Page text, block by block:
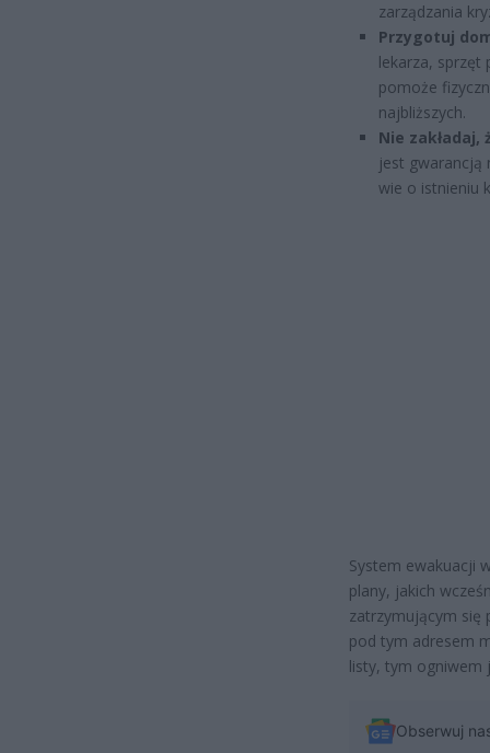
zarządzania
Przygotuj
lekarza, sprzęt
pomoże
najbliższych.
Nie
jest gwarancją
wie o istnieniu
System ewakuacji
plany, jakich
zatrzymującym się
pod tym adresem
listy, tym ogniwem
Obserwuj